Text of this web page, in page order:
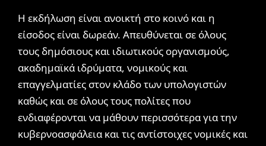
Η εκδήλωση είναι ανοικτή στο κοινό και η
είσοδος είναι δωρεάν. Απευθύνεται σε όλους
τους δημόσιους και ιδιωτικούς οργανισμούς,
ακαδημαϊκά ιδρύματα, νομικούς και
επαγγελματίες στον κλάδο των υπολογιστών
καθώς και σε όλους τους πολίτες που
ενδιαφέρονται να μάθουν περισσότερα για την
κυβερνοασφάλεια και τις αντίστοιχες νομικές και